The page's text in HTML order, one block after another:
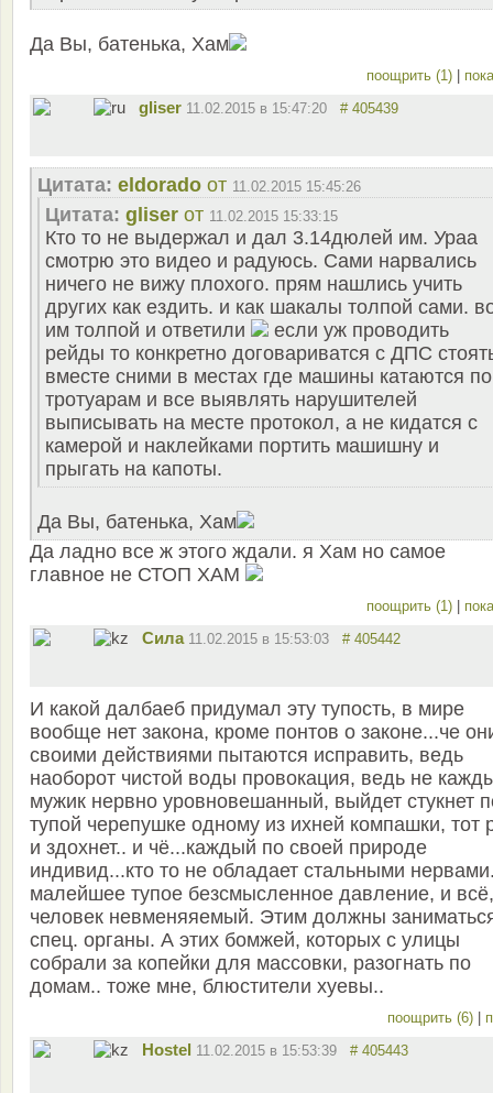
Да Вы, батенька, Хам
поощрить (1)
gliser 11.02.2015 в 15:47:20 # 405439
Цитата: eldorado от 11.02.2015 15:45:26
Цитата: gliser от 11.02.2015 15:33:15
Кто то не выдержал и дал 3.14дюлей им. Ураа
смотрю это видео и радуюсь. Сами нарвались
ничего не вижу плохого. прям нашлись учить
других как ездить. и как шакалы толпой сами.
им толпой и ответили
если уж проводить
рейды то конкретно договариватся с ДПС
вместе сними в местах где машины катаются по
тротуарам и все выявлять нарушителей
выписывать на месте протокол, а не кидатся с
камерой и наклейками портить машишну и
прыгать на капоты.
Да Вы, батенька, Хам
Да ладно все ж этого ждали. я Хам но самое
главное не СТОП ХАМ
поощрить (1)
Сила 11.02.2015 в 15:53:03 # 405442
И какой далбаеб придумал эту тупость, в мире
вообще нет закона, кроме понтов о законе...че
своими действиями пытаются исправить, ведь
наоборот чистой воды провокация, ведь не
мужик нервно уровновешанный, выйдет стукнет
тупой черепушке одному из ихней компашки, тот
и здохнет.. и чё...каждый по своей природе
индивид...кто то не обладает стальными
малейшее тупое безсмысленное давление, и всё,
человек невменяяемый. Этим должны
спец. органы. А этих бомжей, которых с улицы
собрали за копейки для массовки, разогнать по
домам.. тоже мне, блюстители хуевы..
поощрить (6)
Hostel 11.02.2015 в 15:53:39 # 405443